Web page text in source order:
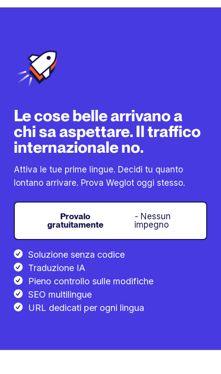
Le cose belle arrivano a
chi sa aspettare. Il traffico
internazionale no.
Attiva le tue prime lingue. Decidi tu quanto
lontano arrivare. Prova Weglot oggi stesso.
Provalo
gratuitamente
- Nessun
impegno
Soluzione senza codice
Traduzione IA
Pieno controllo sulle modifiche
SEO multilingue
URL dedicati per ogni lingua